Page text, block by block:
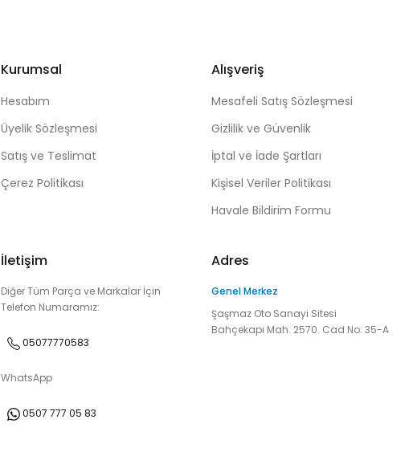
Kurumsal
Hesabım
Üyelik Sözleşmesi
Satış ve Teslimat
Çerez Politikası
Alışveriş
Mesafeli Satış Sözleşmesi
Gizlilik ve Güvenlik
İptal ve İade Şartları
Kişisel Veriler Politikası
Havale Bildirim Formu
İletişim
Diğer Tüm Parça ve Markalar İçin
Telefon Numaramız:
05077770583
WhatsApp
0507 777 05 83
Adres
Genel Merkez
Şaşmaz Oto Sanayi Sitesi
Bahçekapı Mah. 2570. Cad No: 35-A